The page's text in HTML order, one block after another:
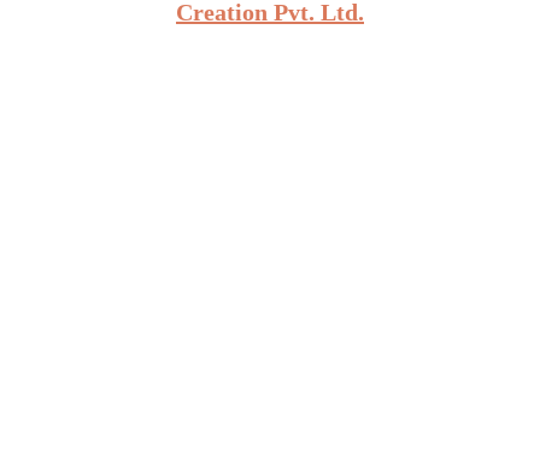
Creation Pvt. Ltd.